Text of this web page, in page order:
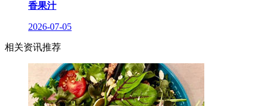
香果汁
2026-07-05
相关资讯推荐